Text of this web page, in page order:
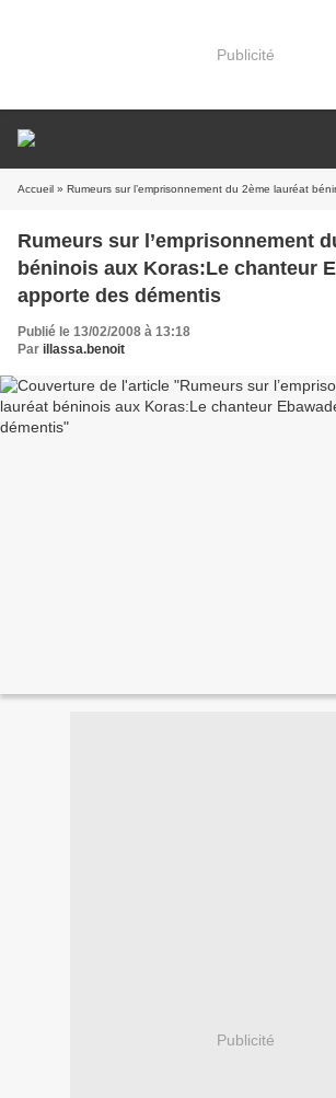
Publicité
Accueil » Rumeurs sur l’emprisonnement du 2ème lauréat béninois aux Koras:Le
Rumeurs sur l’emprisonnement
béninois aux Koras:Le chanteur
apporte des démentis
Publié le 13/02/2008 à 13:18
Par illassa.benoit
Publicité